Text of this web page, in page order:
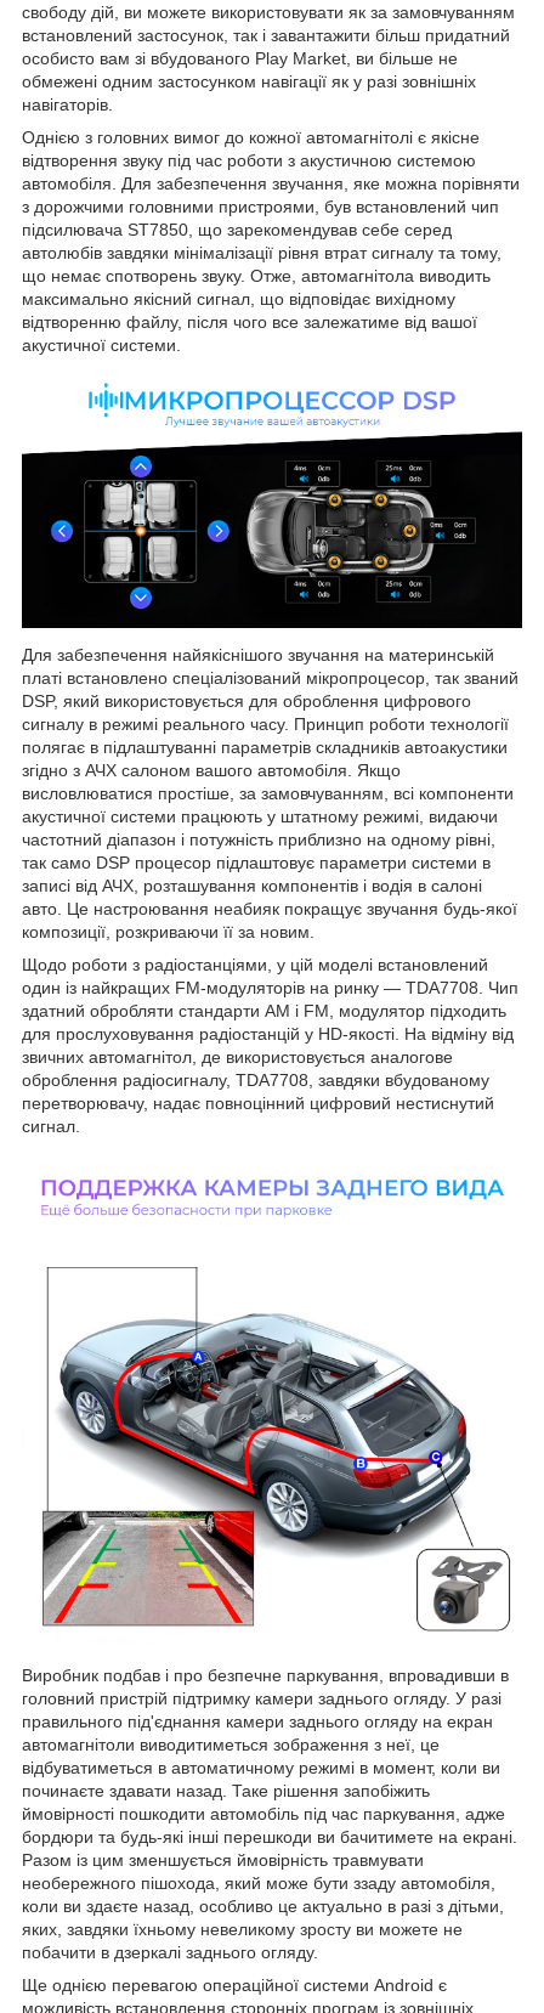
свободу дій, ви можете використовувати як за замовчуванням
встановлений застосунок, так і завантажити більш придатний
особисто вам зі вбудованого Play Market, ви більше не
обмежені одним застосунком навігації як у разі зовнішніх
навігаторів.
Однією з головних вимог до кожної автомагнітолі є якісне
відтворення звуку під час роботи з акустичною системою
автомобіля. Для забезпечення звучання, яке можна порівняти
з дорожчими головними пристроями, був встановлений чип
підсилювача ST7850, що зарекомендував себе серед
автолюбів завдяки мінімалізації рівня втрат сигналу та тому,
що немає спотворень звуку. Отже, автомагнітола виводить
максимально якісний сигнал, що відповідає вихідному
відтворенню файлу, після чого все залежатиме від вашої
акустичної системи.
Для забезпечення найякіснішого звучання на материнській
платі встановлено спеціалізований мікропроцесор, так званий
DSP, який використовується для оброблення цифрового
сигналу в режимі реального часу. Принцип роботи технології
полягає в підлаштуванні параметрів складників автоакустики
згідно з АЧХ салоном вашого автомобіля. Якщо
висловлюватися простіше, за замовчуванням, всі компоненти
акустичної системи працюють у штатному режимі, видаючи
частотний діапазон і потужність приблизно на одному рівні,
так само DSP процесор підлаштовує параметри системи в
записі від АЧХ, розташування компонентів і водія в салоні
авто. Це настроювання неабияк покращує звучання будь-якої
композиції, розкриваючи її за новим.
Щодо роботи з радіостанціями, у цій моделі встановлений
один із найкращих FM-модуляторів на ринку — TDA7708. Чип
здатний обробляти стандарти AM і FM, модулятор підходить
для прослуховування радіостанцій у HD-якості. На відміну від
звичних автомагнітол, де використовується аналогове
оброблення радіосигналу, TDA7708, завдяки вбудованому
перетворювачу, надає повноцінний цифровий нестиснутий
сигнал.
Виробник подбав і про безпечне паркування, впровадивши в
головний пристрій підтримку камери заднього огляду. У разі
правильного під'єднання камери заднього огляду на екран
автомагнітоли виводитиметься зображення з неї, це
відбуватиметься в автоматичному режимі в момент, коли ви
починаєте здавати назад. Таке рішення запобіжить
ймовірності пошкодити автомобіль під час паркування, адже
бордюри та будь-які інші перешкоди ви бачитимете на екрані.
Разом із цим зменшується ймовірність травмувати
необережного пішохода, який може бути ззаду автомобіля,
коли ви здаєте назад, особливо це актуально в разі з дітьми,
яких, завдяки їхньому невеликому зросту ви можете не
побачити в дзеркалі заднього огляду.
Ще однією перевагою операційної системи Android є
можливість встановлення сторонніх програм із зовнішніх